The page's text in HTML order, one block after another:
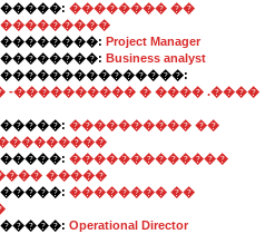
�������� ��
Project Manager
Business analyst
-���������� � ���� .����
���������� ��
�������������
�����
�������� ��
Operational Director